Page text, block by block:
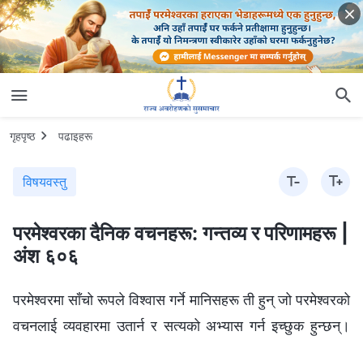
गृहपृष्ठ पढाइहरू
विषयवस्तु
परमेश्‍वरका दैनिक वचनहरू: गन्तव्य र परिणामहरू |
अंश ६०६
परमेश्‍वरमा साँचो रूपले विश्‍वास गर्ने मानिसहरू ती हुन् जो परमेश्‍वरको
वचनलाई व्यवहारमा उतार्न र सत्यको अभ्यास गर्न इच्छुक हुन्छन्।